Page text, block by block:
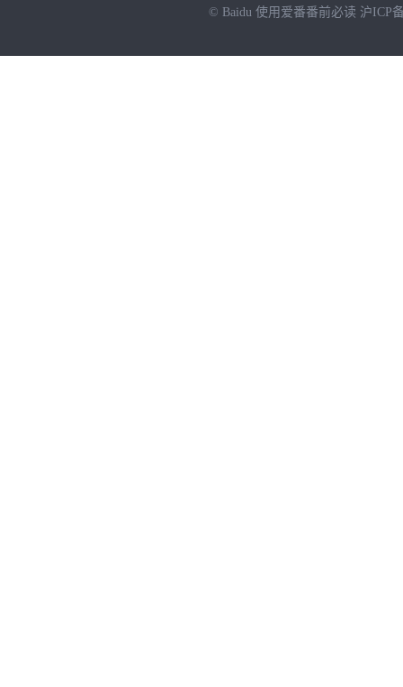
© Baidu 使用爱番番前必读 沪ICP